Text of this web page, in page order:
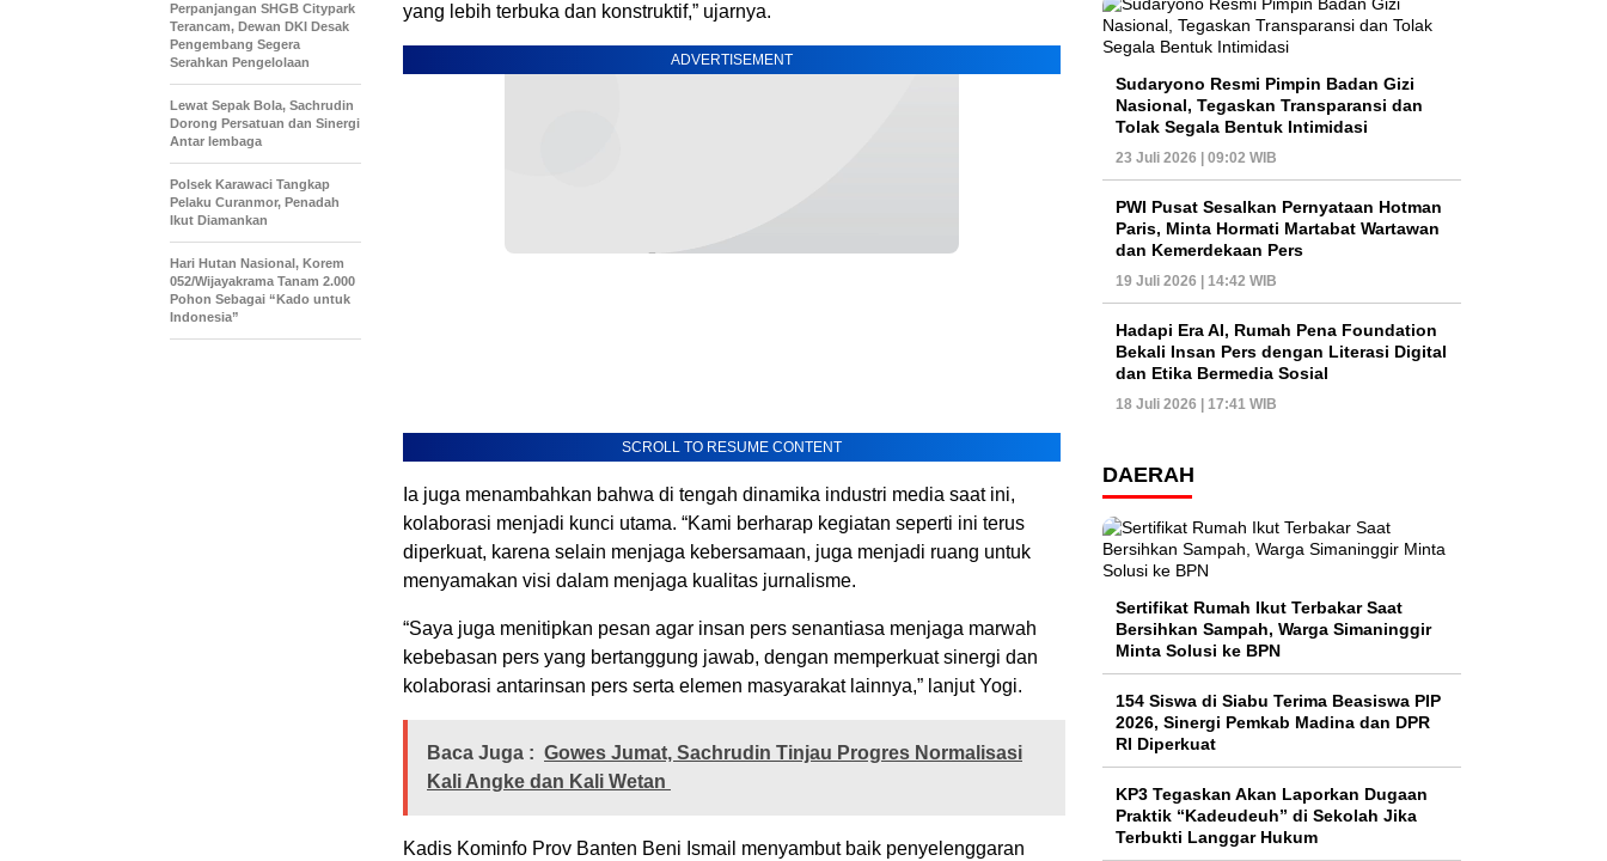
yang lebih terbuka dan konstruktif,” ujarnya.
ADVERTISEMENT
SCROLL TO RESUME CONTENT
Ia juga menambahkan bahwa di tengah dinamika industri media saat ini,
kolaborasi menjadi kunci utama. “Kami berharap kegiatan seperti ini terus
diperkuat, karena selain menjaga kebersamaan, juga menjadi ruang untuk
menyamakan visi dalam menjaga kualitas jurnalisme.
“Saya juga menitipkan pesan agar insan pers senantiasa menjaga marwah
kebebasan pers yang bertanggung jawab, dengan memperkuat sinergi dan
kolaborasi antarinsan pers serta elemen masyarakat lainnya,” lanjut Yogi.
Baca Juga : Gowes Jumat, Sachrudin Tinjau Progres Normalisasi
Kali Angke dan Kali Wetan
Kadis Kominfo Prov Banten Beni Ismail menyambut baik penyelenggaran
Perpanjangan SHGB Citypark
Terancam, Dewan DKI Desak
Pengembang Segera
Serahkan Pengelolaan
Lewat Sepak Bola, Sachrudin
Dorong Persatuan dan Sinergi
Antar lembaga
Polsek Karawaci Tangkap
Pelaku Curanmor, Penadah
Ikut Diamankan
Hari Hutan Nasional, Korem
052/Wijayakrama Tanam 2.000
Pohon Sebagai “Kado untuk
Indonesia”
Sudaryono Resmi Pimpin Badan Gizi
Nasional, Tegaskan Transparansi dan
Tolak Segala Bentuk Intimidasi
23 Juli 2026 | 09:02 WIB
PWI Pusat Sesalkan Pernyataan Hotman
Paris, Minta Hormati Martabat Wartawan
dan Kemerdekaan Pers
19 Juli 2026 | 14:42 WIB
Hadapi Era AI, Rumah Pena Foundation
Bekali Insan Pers dengan Literasi Digital
dan Etika Bermedia Sosial
18 Juli 2026 | 17:41 WIB
DAERAH
Sertifikat Rumah Ikut Terbakar Saat
Bersihkan Sampah, Warga Simaninggir
Minta Solusi ke BPN
154 Siswa di Siabu Terima Beasiswa PIP
2026, Sinergi Pemkab Madina dan DPR
RI Diperkuat
KP3 Tegaskan Akan Laporkan Dugaan
Praktik “Kadeudeuh” di Sekolah Jika
Terbukti Langgar Hukum